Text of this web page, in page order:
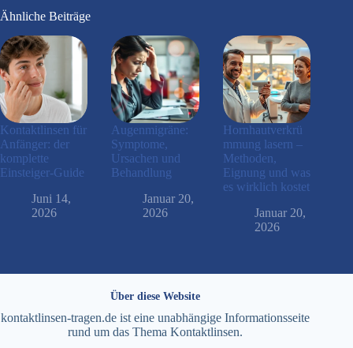
Ähnliche Beiträge
Kontaktlinsen für
Anfänger: der
komplette
Einsteiger-Guide
Juni 14,
2026
Augenmigräne:
Symptome,
Ursachen und
Behandlung
Januar 20,
2026
Hornhautverkrü
mmung lasern –
Methoden,
Eignung und was
es wirklich kostet
Januar 20,
2026
Über diese Website
kontaktlinsen-tragen.de ist eine unabhängige Informationsseite
rund um das Thema Kontaktlinsen.